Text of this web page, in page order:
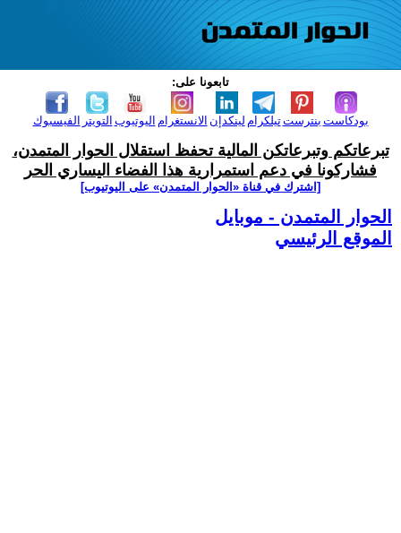
تابعونا على:
الفيسبوك التويتر اليوتيوب الانستغرام لينكدإن تيلكرامبنترست بودكاست
تبرعاتكم وتبرعاتكن المالية تحفظ استقلال الحوار المتمدن،
فشاركونا في دعم استمرارية هذا الفضاء اليساري الحر
[اشترك في قناة ‫«الحوار المتمدن» على اليوتيوب]
الحوار المتمدن - موبايل
الموقع الرئيسي